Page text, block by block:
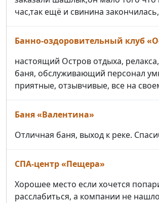
час,так ещё и свинина
Банно-oздоровительный клуб
настоящий Остров отдыха,
баня, обслуживающий персонал
приятные, отзывчивые, все на
Баня «Валентина»
Отличная баня, выход к реке.
СПА-центр «Пещера»
Хорошее место если хочется
расслабиться, а компании не